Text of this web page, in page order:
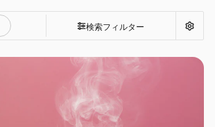
検索フィルター